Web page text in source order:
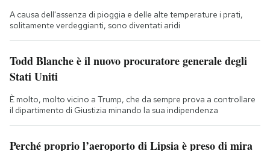
A causa dell'assenza di pioggia e delle alte temperature i prati,
solitamente verdeggianti, sono diventati aridi
Todd Blanche è il nuovo procuratore generale degli
Stati Uniti
È molto, molto vicino a Trump, che da sempre prova a controllare
il dipartimento di Giustizia minando la sua indipendenza
Perché proprio l’aeroporto di Lipsia è preso di mira